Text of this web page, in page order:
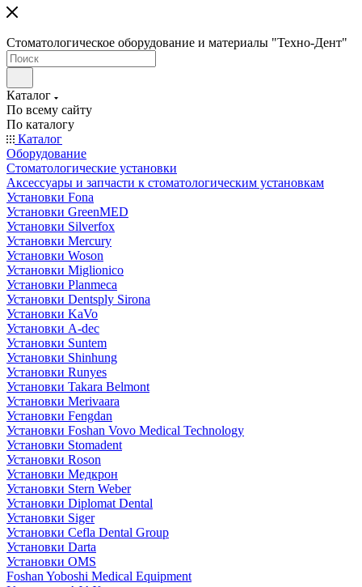
Стоматологическое оборудование и материалы "Техно-Дент"
Каталог
По всему сайту
По каталогу
Каталог
Оборудование
Стоматологические установки
Аксессуары и запчасти к стоматологическим установкам
Установки Fona
Установки GreenMED
Установки Silverfox
Установки Mercury
Установки Woson
Установки Miglionico
Установки Planmeca
Установки Dentsply Sirona
Установки KaVo
Установки A-dec
Установки Suntem
Установки Shinhung
Установки Runyes
Установки Takara Belmont
Установки Merivaara
Установки Fengdan
Установки Foshan Vovo Medical Technology
Установки Stomadent
Установки Roson
Установки Медкрон
Установки Stern Weber
Установки Diplomat Dental
Установки Siger
Установки Cefla Dental Group
Установки Darta
Установки OMS
Foshan Yoboshi Medical Equipment